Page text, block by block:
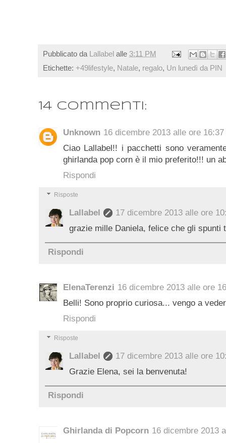
Pubblicato da Lallabel alle 3:11 PM
Etichette: +49lifestyle, Natale, regalo, Un lunedì da PIN
14 commenti:
Unknown 16 dicembre 2013 alle ore 16:37
Ciao Lallabel!! i pacchetti sono
ghirlanda pop corn è il mio preferito!!! un
Rispondi
Risposte
Lallabel
17 dicembre 2013 alle ore
grazie mille Daniela, felice che gli spunti
Rispondi
ElenaTerenzi 16 dicembre 2013 alle ore
Belli! Sono proprio curiosa... vengo a
Rispondi
Risposte
Lallabel
17 dicembre 2013 alle ore
Grazie Elena, sei la benvenuta!
Rispondi
Ghirlanda di Popcorn 16 dicembre 2013